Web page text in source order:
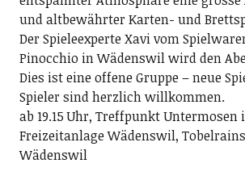
und altbewährter Karten- und
Der Spieleexperte Xavi vom
Pinocchio in Wädenswil wird den
Dies ist eine offene Gruppe – neue
Spieler sind herzlich willkommen.
ab 19.15 Uhr, Treffpunkt Untermosen
Freizeitanlage Wädenswil,
Wädenswil